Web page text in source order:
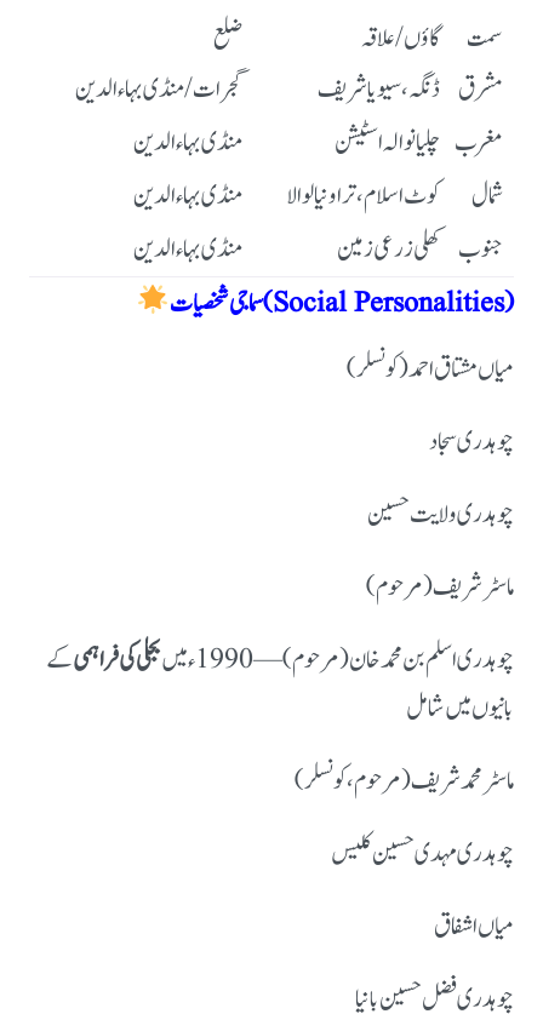
سمت
گاؤں / علاقہ
ضلع
مشرق ڈنگہ، سیویا شریف
گجرات / منڈی بہاءالدین
مغرب چلیانوالہ اسٹیشن
منڈی بہاءالدین
شمال
کوٹ اسلام، تراونیالوالا
منڈی بہاءالدین
جنوب کھلی زرعی زمین
منڈی بہاءالدین
سماجی شخصیات (Social Personalities)
میاں مشتاق احمد (کونسلر)
چوہدری سجاد
چوہدری ولایت حسین
ماسٹر شریف (مرحوم)
چوہدری اسلم بن محمد خان (مرحوم) — 1990ء میں
بجلی کی فراہمیکے
بانیوں میں شامل
ماسٹر محمد شریف (مرحوم، کونسلر)
چوہدری مہدی حسین کلیس
میاں اشفاق
چوہدری فضل حسین بانیا